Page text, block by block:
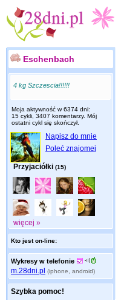
Eschenbach
4 kg Szczescia!!!!!!
Moja aktywność w 6374 dni:
15 cykli, 3407 komentarzy. Mój
ostatni cykl się skończył.
Napisz do mnie
Poleć znajomej
Przyjaciółki (15)
więcej »
Kto jest on-line:
Wykresy w telefonie
m.28dni.pl (iphone, android)
Szybka pomoc!